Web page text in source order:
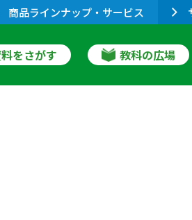
商品ラインナップ・サービス
をさがす 教科の広場